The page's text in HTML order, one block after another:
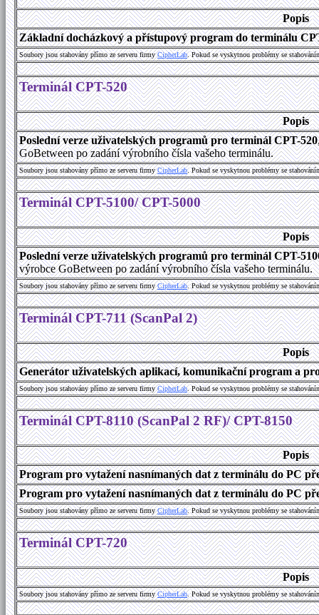
Popis
Základní docházkový a přístupový program do terminálu
Soubory jsou stahovány přímo ze serveru firmyCipherLab. Pokud se vyskytnou problémy se
Terminál CPT-520
Popis
Poslední verze uživatelských programů pro terminál CPT-520
GoBetween po zadání výrobního čísla vašeho terminálu.
Soubory jsou stahovány přímo ze serveru firmyCipherLab. Pokud se vyskytnou problémy se
Terminál CPT-5100/ CPT-5000
Popis
Poslední verze uživatelských programů pro terminál CPT-
výrobce GoBetween po zadání výrobního čísla vašeho terminálu.
Soubory jsou stahovány přímo ze serveru firmyCipherLab. Pokud se vyskytnou problémy se
Terminál CPT-711 (ScanPal 2)
Popis
Generátor uživatelských aplikací, komunikační program a
Soubory jsou stahovány přímo ze serveru firmyCipherLab. Pokud se vyskytnou problémy se
Terminál CPT-8110 (ScanPal 2 RF)/ CPT-8150
Popis
Program pro vytažení nasnímaných dat z terminálu do PC
Program pro vytažení nasnímaných dat z terminálu do PC
Soubory jsou stahovány přímo ze serveru firmyCipherLab. Pokud se vyskytnou problémy se
Terminál CPT-720
Popis
Soubory jsou stahovány přímo ze serveru firmyCipherLab. Pokud se vyskytnou problémy se